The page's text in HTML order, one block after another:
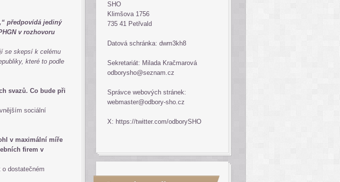
předpovídá jediný
v rozhovoru
se skepsí k celému
které to podle
svazů. Co bude při
sociální
v maximální míře
firem v
dostatečném
SHO
Klimšova 1756
735 41 Petřvald
Datová schránka: dwm3kh8
Sekretariát: Milada Kračmarová
odborysho@seznam.cz
Správce webových stránek:
webmaster@odbory-sho.cz
X: https://twitter.com/odborySHO